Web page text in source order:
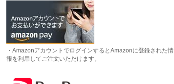
・AmazonアカウントでログインするとAmazonに登録された情
報を利用してご注文いただけます。